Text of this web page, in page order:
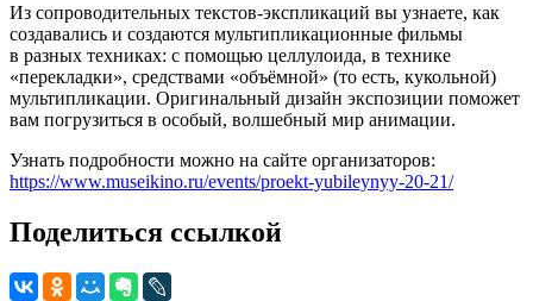
Из сопроводительных текстов-экспликаций вы узнаете, как
создавались и создаются мультипликационные фильмы
в разных техниках: с помощью целлулоида, в технике
«перекладки», средствами «объёмной» (то есть, кукольной)
мультипликации. Оригинальный дизайн экспозиции поможет
вам погрузиться в особый, волшебный мир анимации.
Узнать подробности можно на сайте организаторов:
https://www.museikino.ru/events/proekt-yubileynyy-20-21/
Поделиться ссылкой